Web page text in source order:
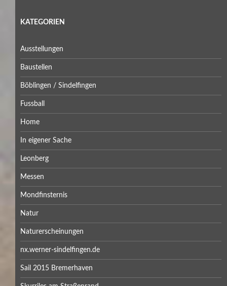
KATEGORIEN
Ausstellungen
Baustellen
Böblingen / Sindelfingen
Fussball
Home
In eigener Sache
Leonberg
Messen
Mondfinsternis
Natur
Naturerscheinungen
nx.werner-sindelfingen.de
Sail 2015 Bremerhaven